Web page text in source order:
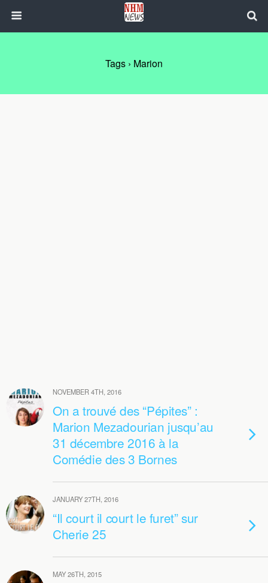
Tags › Marion
NOVEMBER 4TH, 2016
On a trouvé des “Pépites” :
Marion Mezadourian jusqu’au
31 décembre 2016 à la
Comédie des 3 Bornes
JANUARY 27TH, 2016
“Il court il court le furet” sur
Cherie 25
MAY 26TH, 2015